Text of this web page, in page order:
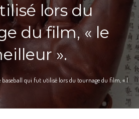
lors du
du film, « le
».
baseball qui fut utilisé lors du tournage du film, « le